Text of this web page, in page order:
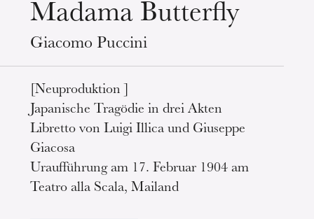
Mittwoch 19 Aug. 2026
Madama Butterfly
Giacomo Puccini
[Neuproduktion ]
Japanische Tragödie in drei Akten
Libretto von Luigi Illica und Giuseppe
Giacosa
Uraufführung am 17. Februar 1904 am
Teatro alla Scala, Mailand